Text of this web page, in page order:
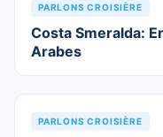
PARLONS CROISIÈRE
Costa Smeralda:
Arabes
PARLONS CROISIÈRE